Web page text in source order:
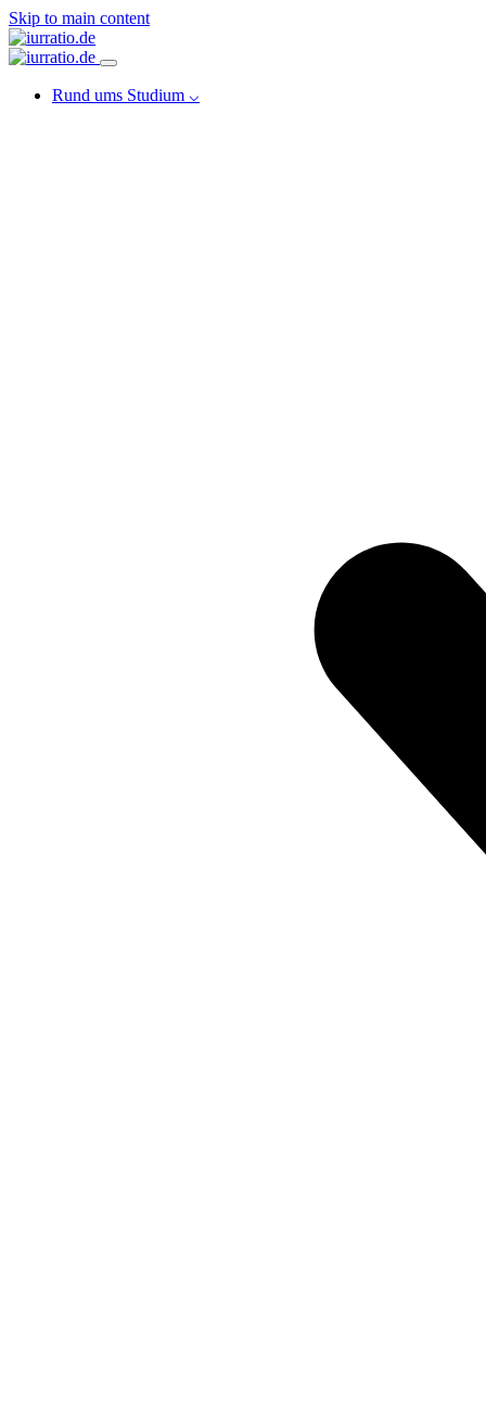
Skip to main content
Rund ums Studium ⌵